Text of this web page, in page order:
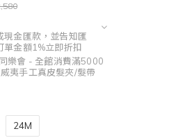
現金匯款，並告知匯
單金額1%立即折扣
樂會 - 全館消費滿5000
夷手工真皮髮夾/髮帶
24M